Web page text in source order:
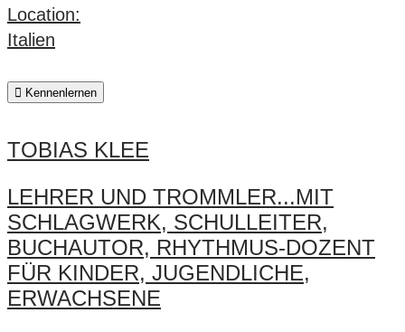
Location:
Italien
Kennenlernen
TOBIAS KLEE
LEHRER UND TROMMLER...MIT
SCHLAGWERK, SCHULLEITER,
BUCHAUTOR, RHYTHMUS-DOZENT
FÜR KINDER, JUGENDLICHE,
ERWACHSENE